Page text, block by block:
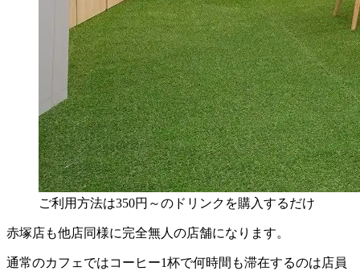
ご利用方法は350円～のドリンクを購入するだけ
赤塚店も他店同様に完全無人の店舗になります。
通常のカフェではコーヒー1杯で何時間も滞在するのは店員